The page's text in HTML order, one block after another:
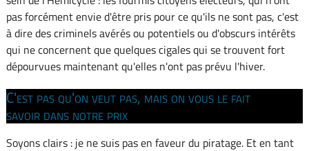
pas forcément envie d'être pris pour ce qu'ils ne sont pas, c'est
à dire des criminels avérés ou potentiels ou d'obscurs intérêts
qui ne concernent que quelques cigales qui se trouvent fort
dépourvues maintenant qu'elles n'ont pas prévu l'hiver.
C'est pas qu'on veut pas, mais on vous le fait
savoir dans notre prix
Soyons clairs : je ne suis pas en faveur du piratage. Et en tant